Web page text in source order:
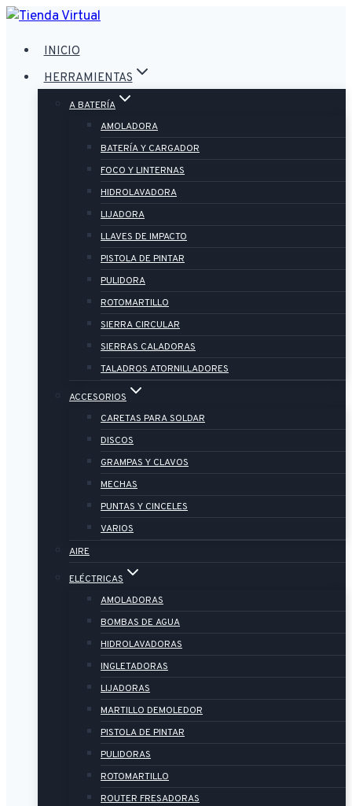
Saltar
contenido
INICIO
HERRAMIENTAS
A BATERÍA
AMOLADORA
BATERÍA Y CARGADOR
FOCO Y LINTERNAS
HIDROLAVADORA
LIJADORA
LLAVES DE IMPACTO
PISTOLA DE PINTAR
PULIDORA
ROTOMARTILLO
SIERRA CIRCULAR
SIERRAS CALADORAS
TALADROS ATORNILLADORES
ACCESORIOS
CARETAS PARA SOLDAR
DISCOS
GRAMPAS Y CLAVOS
MECHAS
PUNTAS Y CINCELES
VARIOS
AIRE
ELÉCTRICAS
AMOLADORAS
BOMBAS DE AGUA
HIDROLAVADORAS
INGLETADORAS
LIJADORAS
MARTILLO DEMOLEDOR
PISTOLA DE PINTAR
PULIDORAS
ROTOMARTILLO
ROUTER FRESADORAS